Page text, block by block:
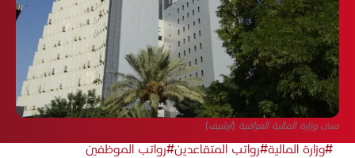
مبنى وزارة المالية العراقية (أرشيف)
#وزارة المالية#رواتب المتقاعدين#رواتب الموظفين